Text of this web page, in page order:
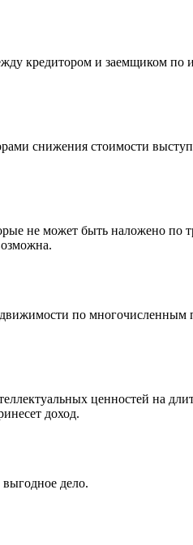
кредитором и заемщиком по
снижения стоимости
не может быть наложено по
по многочисленным
ценностей на
доход.
дело.